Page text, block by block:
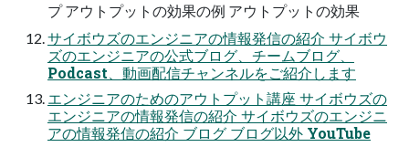
プ アウトプットの効果の例 アウトプットの効果
サイボウズのエンジニアの情報発信の紹介 サイボウ
ズのエンジニアの公式ブログ、チームブログ、
Podcast、動画配信チャンネルをご紹介します
エンジニアのためのアウトプット講座 サイボウズの
エンジニアの情報発信の紹介 サイボウズのエンジニ
アの情報発信の紹介 ブログ ブログ以外 YouTube